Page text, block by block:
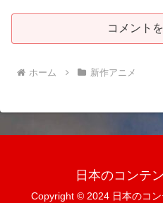
コメント
ホーム 新作アニメ
日本のコンテ
Copyright © 2024 日本のコ